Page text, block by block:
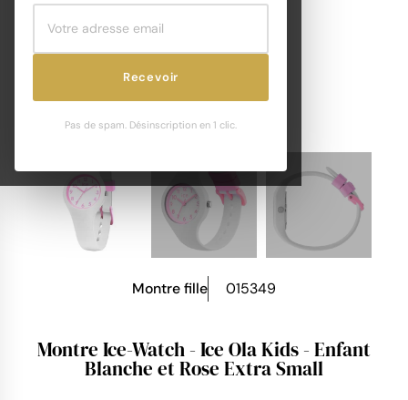
Recevoir
Pas de spam. Désinscription en 1 clic.
Montre fille 015349
Montre Ice-Watch - Ice Ola Kids - Enfant
Blanche et Rose Extra Small